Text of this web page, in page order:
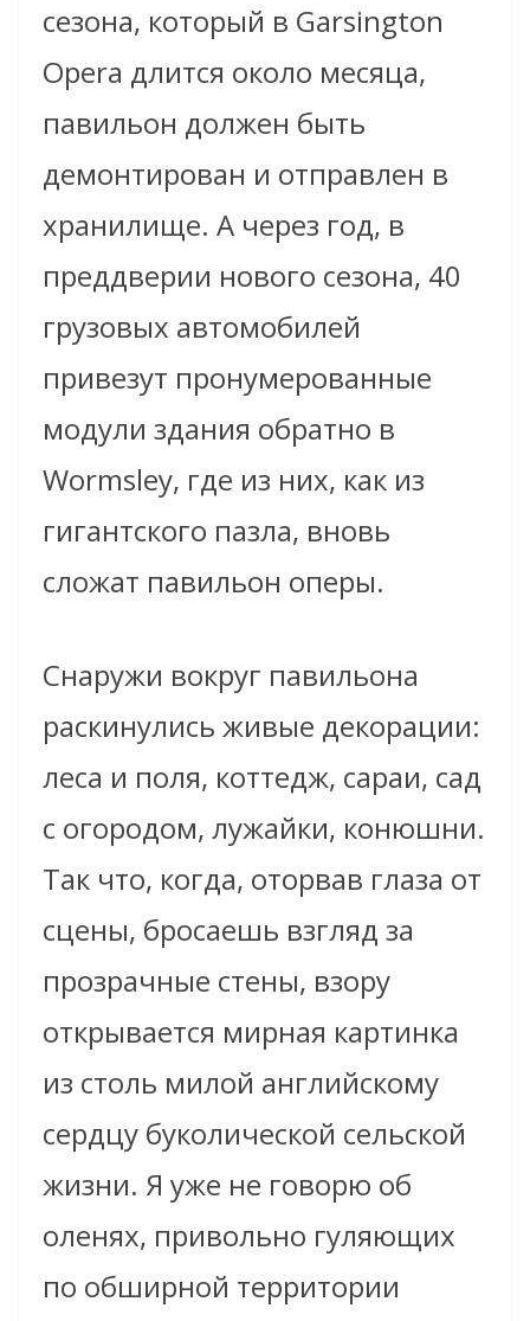
сезона, который в Garsington
Opera длится около месяца,
павильон должен быть
демонтирован и отправлен в
хранилище. А через год, в
преддверии нового сезона, 40
грузовых автомобилей
привезут пронумерованные
модули здания обратно в
Wormsley, где из них, как из
гигантского пазла, вновь
сложат павильон оперы.
Снаружи вокруг павильона
раскинулись живые декорации:
леса и поля, коттедж, сараи, сад
с огородом, лужайки, конюшни.
Так что, когда, оторвав глаза от
сцены, бросаешь взгляд за
прозрачные стены, взору
открывается мирная картинка
из столь милой английскому
сердцу буколической сельской
жизни. Я уже не говорю об
оленях, привольно гуляющих
по обширной территории